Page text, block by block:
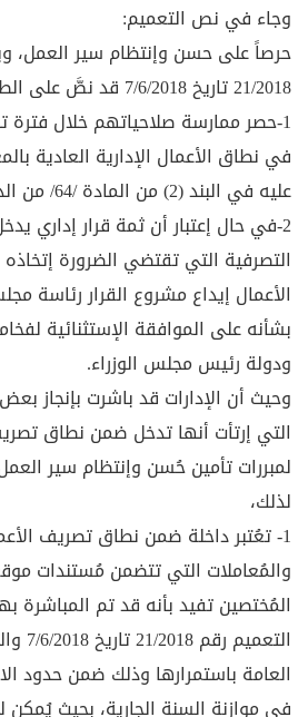
وجاء في نص التعميم:
حرصاً على حسن وإنتظام سير العمل،
21/2018 تاريخ 7/6/2018 قد نصَّ على الطلب من جميع الوزراء:
1-حصر ممارسة صلاحياتهم خلال فترة
في نطاق الأعمال الإدارية العادية
عليه في البند (2) من المادة /64/ من الدستور.
2-في حال إعتبار أن ثمة قرار إداري
التصرفية التي تقتضي الضرورة
الأعمال إيداع مشروع القرار رئاسة
بشأنه على الموافقة الإستثنائية
ودولة رئيس مجلس الوزراء.
وحيث أن الإدارات قد باشرت بإنجاز
التي إرتأت أنها تدخل ضمن نطاق
لمبررات تأمين حُسن وإنتظام سير العمل
لذلك،
1- تعُتبر داخلة ضمن نطاق تصريف
والمُعاملات التي تتضمن مُستندات
المُختصين تفيد بأنه قد تم المباشرة
العامة باستمرارها وذلك ضمن حدود
في موازنة السنة الجارية، بحيث يُمكن